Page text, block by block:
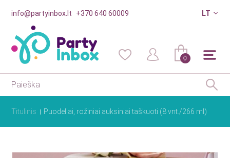
info@partyinbox.lt +370 640 60009 LT
0
Titulinis Puodeliai, rožiniai auksiniai taškuoti (8 vnt./266 ml)